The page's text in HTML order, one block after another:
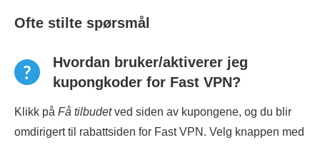
Ofte stilte spørsmål
Hvordan bruker/aktiverer jeg
kupongkoder for Fast VPN?
Klikk på Få tilbudetved siden av kupongene, og du blir
omdirigert til rabattsiden for Fast VPN. Velg knappen med